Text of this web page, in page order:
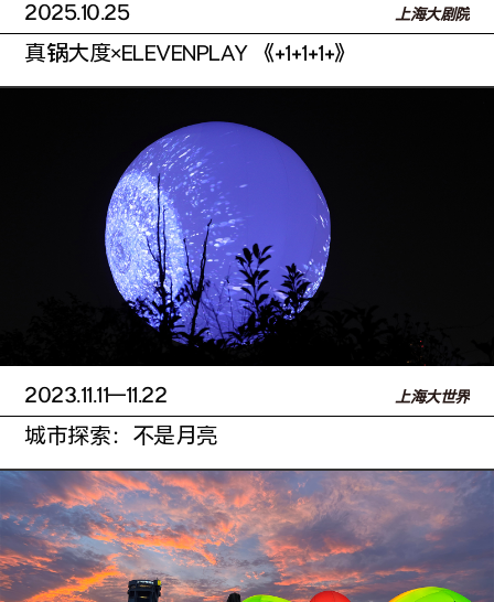
2025.10.25
真锅大度×ELEVENPLAY 《+1+1+1+》
上海大剧院
2023.11.11—11.22
城市探索：不是月亮
上海大世界